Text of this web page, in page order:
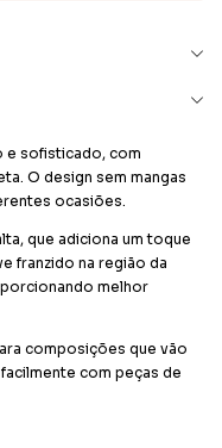
e sofisticado, com
O design sem mangas
ocasiões.
que adiciona um toque
franzido na região da
melhor
composições que vão
com peças de